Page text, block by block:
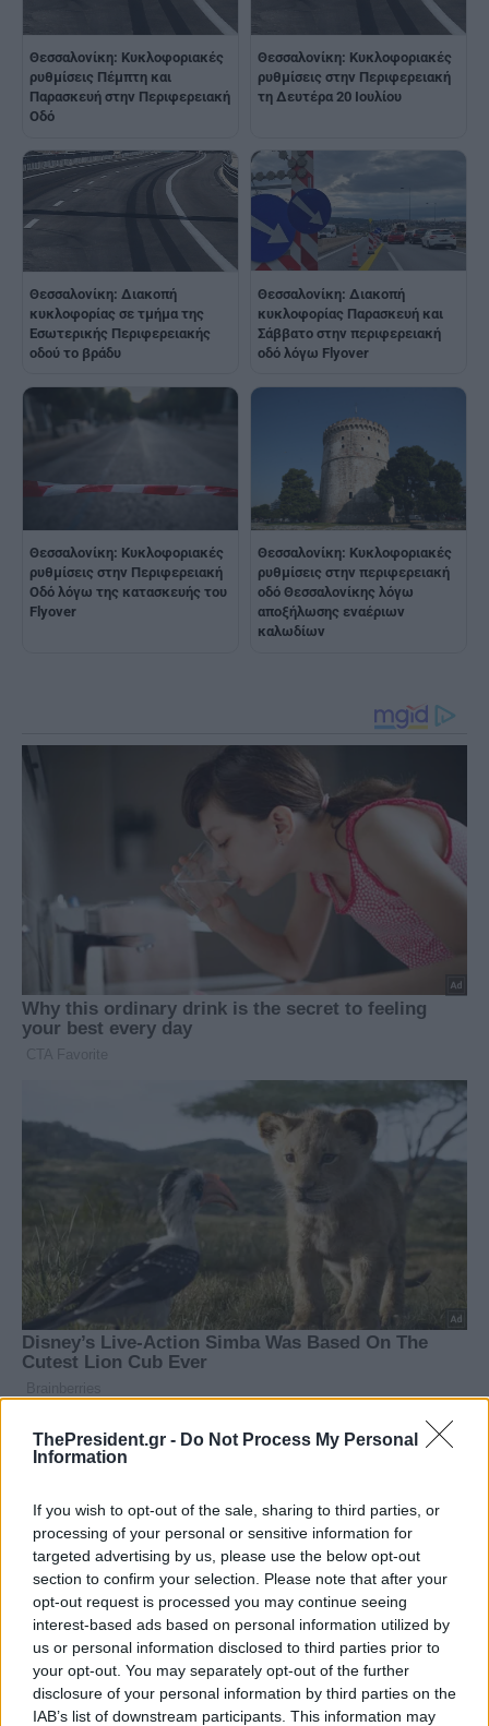
ThePresident.gr - Do Not Process My Personal
Information
If you wish to opt-out of the sale, sharing to third parties, or
processing of your personal or sensitive information for
targeted advertising by us, please use the below opt-out
section to confirm your selection. Please note that after your
opt-out request is processed you may continue seeing
interest-based ads based on personal information utilized by
us or personal information disclosed to third parties prior to
your opt-out. You may separately opt-out of the further
disclosure of your personal information by third parties on the
IAB’s list of downstream participants. This information may
Θεσσαλονίκη: Κυκλοφοριακές
ρυθμίσεις Πέμπτη και
Παρασκευή στην Περιφερειακή
Οδό
Θεσσαλονίκη: Κυκλοφοριακές
ρυθμίσεις στην Περιφερειακή
τη Δευτέρα 20 Ιουλίου
Θεσσαλονίκη: Διακοπή
κυκλοφορίας σε τμήμα της
Εσωτερικής Περιφερειακής
οδού το βράδυ
Θεσσαλονίκη: Διακοπή
κυκλοφορίας Παρασκευή και
Σάββατο στην περιφερειακή
οδό λόγω Flyover
Θεσσαλονίκη: Κυκλοφοριακές
ρυθμίσεις στην Περιφερειακή
Οδό λόγω της κατασκευής του
Flyover
Θεσσαλονίκη: Κυκλοφοριακές
ρυθμίσεις στην περιφερειακή
οδό Θεσσαλονίκης λόγω
αποξήλωσης εναέριων
καλωδίων